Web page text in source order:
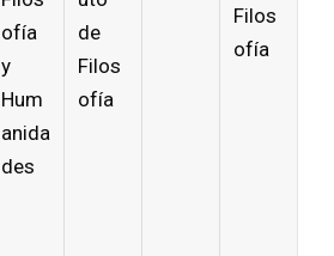
ofía
y
Hum
anida
des
de
Filos
ofía
Filos
ofía